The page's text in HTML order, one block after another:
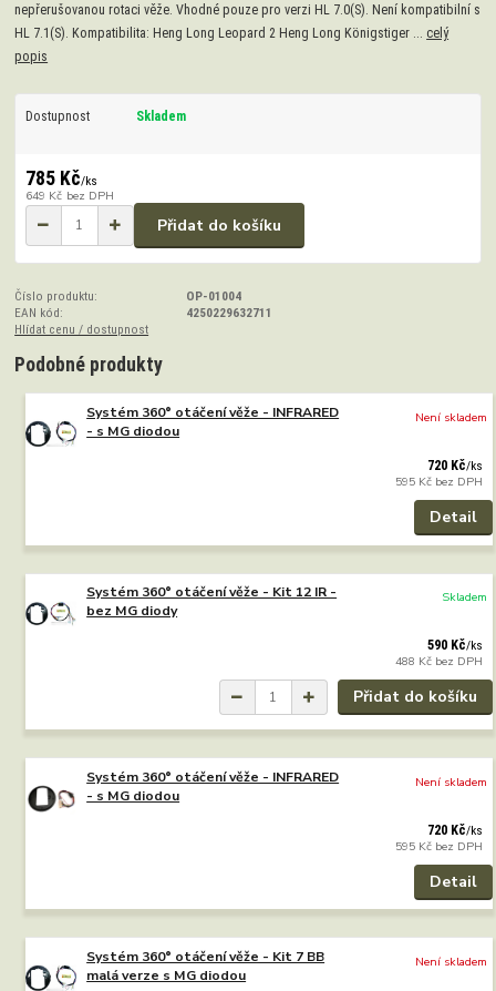
nepřerušovanou rotaci věže. Vhodné pouze pro verzi HL 7.0(S). Není kompatibilní s
HL 7.1(S). Kompatibilita: Heng Long Leopard 2 Heng Long Königstiger ... celý
popis
Dostupnost Skladem
785 Kč/ks
649 Kč bez DPH
Přidat do košíku
Číslo produktu:
OP-01004
EAN kód:
4250229632711
Hlídat cenu / dostupnost
Podobné produkty
Systém 360° otáčení věže - INFRARED
- s MG diodou
720 Kč/ks
595 Kč bez DPH
Není skladem
Detail
Systém 360° otáčení věže - Kit 12 IR -
bez MG diody
590 Kč/ks
488 Kč bez DPH
Skladem
Přidat do košíku
Systém 360° otáčení věže - INFRARED
- s MG diodou
720 Kč/ks
595 Kč bez DPH
Není skladem
Detail
Systém 360° otáčení věže - Kit 7 BB
malá verze s MG diodou
Není skladem